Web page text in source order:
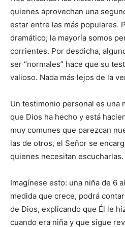
quienes aprovechan una
estar entre las más populares.
dramático; la mayoría somos
corrientes. Por desdicha,
ser “normales” hace que su
valioso. Nada más lejos de la
Un testimonio personal es una
que Dios ha hecho y está
muy comunes que parezcan
las de otros, el Señor se
quienes necesitan escucharlas.
Imagínese esto: una niña de 6
medida que crece, podrá
de Dios, explicando que Él le
cuando era niña y que sigue